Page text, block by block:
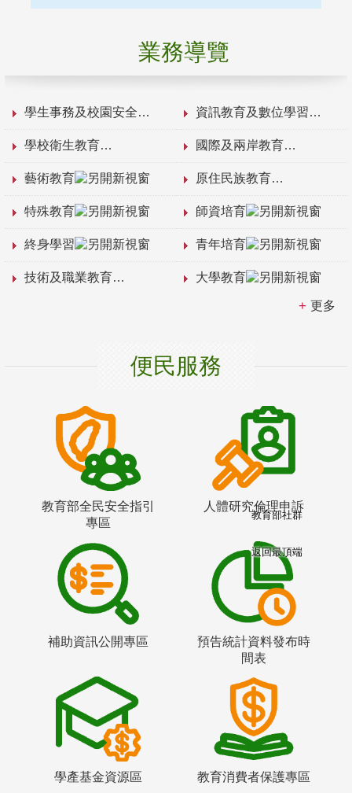
業務導覽
學生事務及校園安全 資訊教育及數位學習
學校衛生教育 國際及兩岸教育
藝術教育 原住民族教育
特殊教育 師資培育
終身學習 青年培育
技術及職業教育 大學教育
更多
便民服務
教育部全民安全指引
專區
人體研究倫理申訴
補助資訊公開專區
預告統計資料發布時
間表
學產基金資源區 教育消費者保護專區
教育部社群
返回最頂端